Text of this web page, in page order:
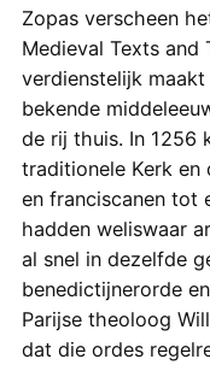
Zopas verscheen
Medieval Texts and
verdienstelijk
bekende
de rij thuis. In 1256
traditionele Kerk en
en franciscanen tot
hadden weliswaar
al snel in dezelfde
benedictijnerorde
Parijse theoloog
dat die ordes